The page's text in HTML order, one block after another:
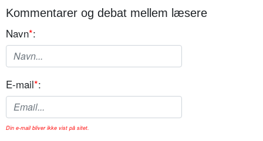
Kommentarer og debat mellem læsere
Navn*:
E-mail*:
Din e-mail bliver ikke vist på sitet.